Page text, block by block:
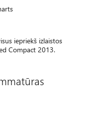
iepriekš izlaistos
Compact 2013.